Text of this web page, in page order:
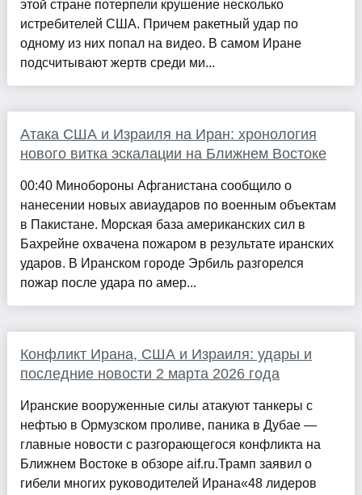
этой стране потерпели крушение несколько
истребителей США. Причем ракетный удар по
одному из них попал на видео. В самом Иране
подсчитывают жертв среди ми...
Атака США и Израиля на Иран: хронология
нового витка эскалации на Ближнем Востоке
00:40 Минобороны Афганистана сообщило о
нанесении новых авиаударов по военным объектам
в Пакистане. Морская база американских сил в
Бахрейне охвачена пожаром в результате иранских
ударов. В Иранском городе Эрбиль разгорелся
пожар после удара по амер...
Конфликт Ирана, США и Израиля: удары и
последние новости 2 марта 2026 года
Иранские вооруженные силы атакуют танкеры с
нефтью в Ормузском проливе, паника в Дубае —
главные новости с разгорающегося конфликта на
Ближнем Востоке в обзоре aif.ru.Трамп заявил о
гибели многих руководителей Ирана«48 лидеров